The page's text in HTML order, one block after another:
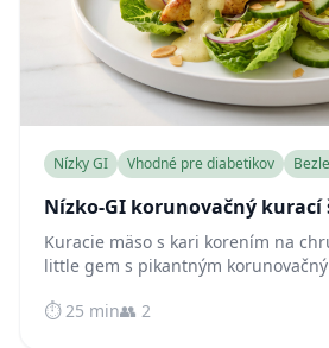
Nízky GI Vhodné pre diabetikov
Nízko-GI korunovačný kurací
Kuracie mäso s kari korením na
little gem s pikantným
nízkym GI, hotový za 25 minút.
⏱️ 25 min👥 2